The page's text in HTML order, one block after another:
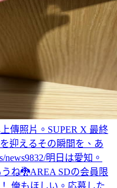
傳照片。 SUPER X 最終
迎えるその瞬間を、あ
news9832/明日は愛知。
ね🐉AREA SDの会員限
俺もほしい。応募した